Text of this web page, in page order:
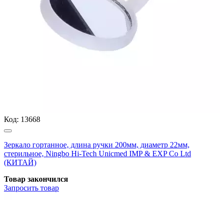
Код: 13668
Зеркало гортанное, длина ручки 200мм, диаметр 22мм,
стерильное, Ningbo Hi-Tech Unicmed IMP & EXP Co Ltd
(КИТАЙ)
Товар закончился
Запросить товар